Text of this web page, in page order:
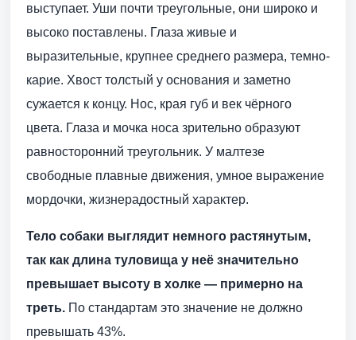
выступает. Уши почти треугольные, они широко и
высоко поставлены. Глаза живые и
выразительные, крупнее среднего размера, темно-
карие. Хвост толстый у основания и заметно
сужается к концу. Нос, края губ и век чёрного
цвета. Глаза и мочка носа зрительно образуют
равносторонний треугольник. У малтезе
свободные плавные движения, умное выражение
мордочки, жизнерадостный характер.
Тело собаки выглядит немного растянутым,
так как длина туловища у неё значительно
превышает высоту в холке — примерно на
треть. По стандартам это значение не должно
превышать 43%.